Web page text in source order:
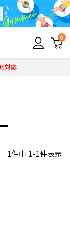
0
対応
1件中 1-1件表示